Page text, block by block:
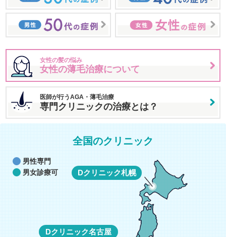
女性の髪の悩み
女性の薄毛治療について
医師が行うAGA・薄毛治療
専門クリニックの治療とは？
全国のクリニック
男性専門
男女診療可
Dクリニック札幌
Dクリニック名古屋